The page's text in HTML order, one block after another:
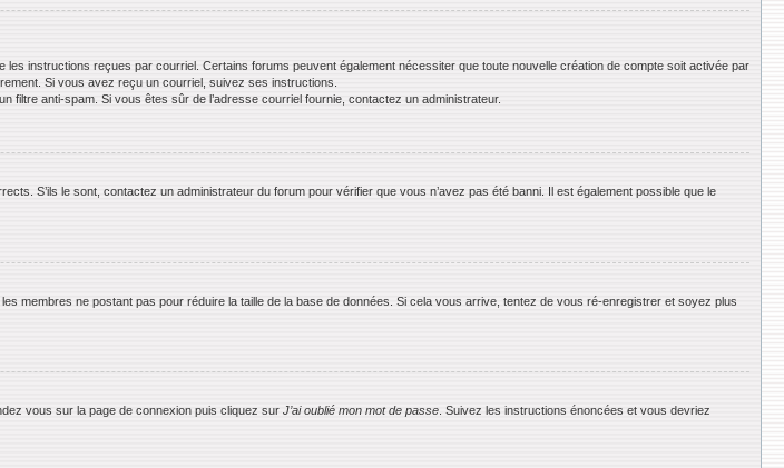
instructions reçues par courriel. Certains forums peuvent également nécessiter que toute nouvelle création de compte soit activée par
Si vous avez reçu un courriel, suivez ses instructions.
anti-spam. Si vous êtes sûr de l’adresse courriel fournie, contactez un administrateur.
S’ils le sont, contactez un administrateur du forum pour vérifier que vous n’avez pas été banni. Il est également possible que le
membres ne postant pas pour réduire la taille de la base de données. Si cela vous arrive, tentez de vous ré-enregistrer et soyez plus
vous sur la page de connexion puis cliquez sur J’ai oublié mon mot de passe . Suivez les instructions énoncées et vous devriez